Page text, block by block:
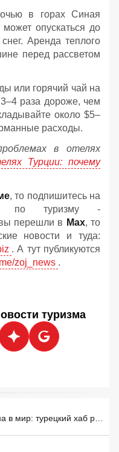
в горах Синая
опускаться до
Аренда теплого
перед рассветом
или горячий чай на
3–4 раза дороже, чем
около $5–
расходы.
в отелях
Турции: почему
, то подпишитесь на
по туризму -
перешли в Мах, то
новости и туда:
. А тут публикуются
zoj_news .
туризма
Новые окна в мир: турецкий хаб расширил возможности перелетов для россиян